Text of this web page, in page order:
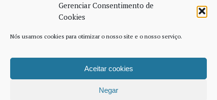
Gerenciar Consentimento de
Cookies
Nós usamos cookies para otimizar o nosso site e o nosso serviço.
Aceitar cookies
Negar
SIGA-NOS NO FACEBOOK